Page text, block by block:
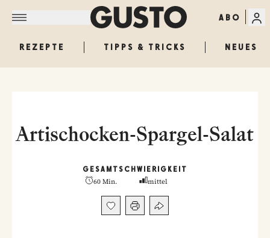
ABO
REZEPTE TIPPS & TRICKS NEUES
Artischocken-Spargel-Salat
GESAMT
60 Min.
SCHWIERIGKEIT
mittel